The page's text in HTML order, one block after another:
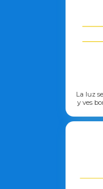
La luz
y ves